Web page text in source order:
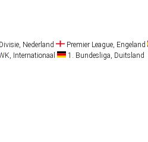
Nederland
Premier League, Engeland
Internationaal 1. Bundesliga, Duitsland